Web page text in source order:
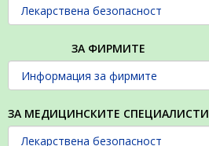
ЗА ФИРМИТЕ
ЗА МЕДИЦИНСКИТЕ СПЕЦИАЛИСТИ